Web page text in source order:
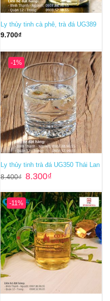
Ly thủy tinh cà phê, trà đá UG389
9.700₫
-1%
Ly thủy tinh trà đá UG350 Thái Lan
8.400₫ Giá
gốc
8.400₫.
8.300₫
là:
8.300₫.
-11%